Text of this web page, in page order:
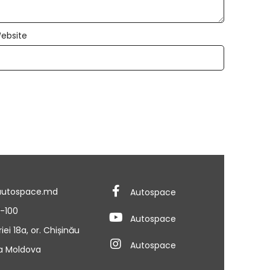
100
18a, or. Chișinău
Moldova
Autospace
Autospace
Autospace